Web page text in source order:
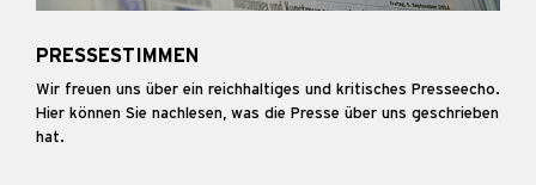
PRESSESTIMMEN
Wir freuen uns über ein reichhaltiges und kritisches Presseecho.
Hier können Sie nachlesen, was die Presse über uns geschrieben
hat.